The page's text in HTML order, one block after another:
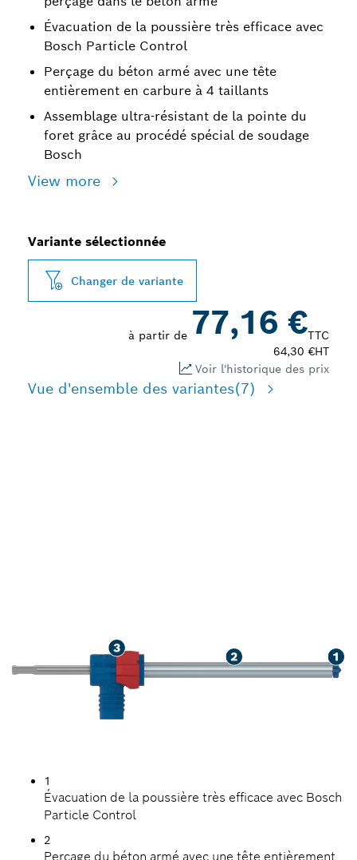
Évacuation de la poussière très efficace avec
Bosch Particle Control
Perçage du béton armé avec une tête
entièrement en carbure à 4 taillants
Assemblage ultra-résistant de la pointe du
foret grâce au procédé spécial de soudage
Bosch
View more
Variante sélectionnée
Changer de variante
à partir de 77,16 €TTC
64,30 €HT
Voir l'historique des prix
Vue d'ensemble des variantes(7)
1
Évacuation de la poussière très efficace avec Bosch
Particle Control
2
Perçage du béton armé avec une tête entièrement